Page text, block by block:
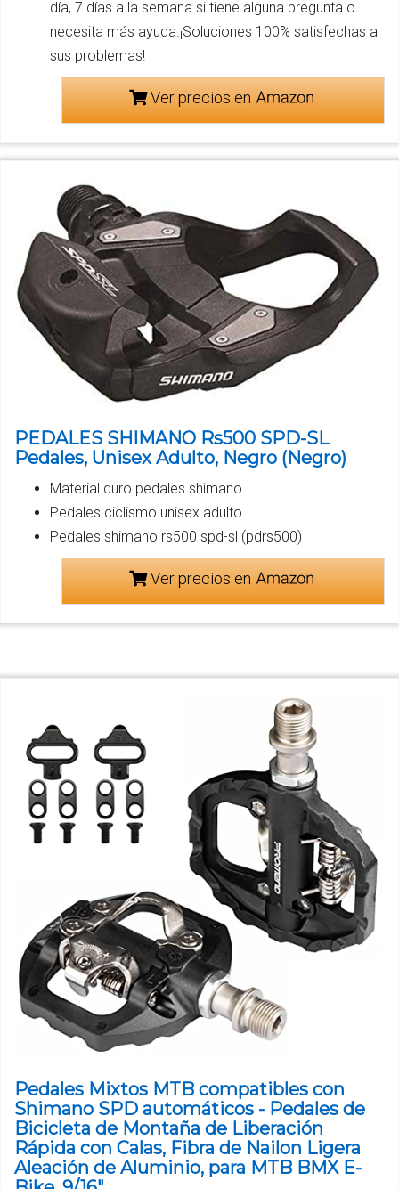
día, 7 días a la semana si tiene alguna pregunta o
necesita más ayuda.¡Soluciones 100% satisfechas a
sus problemas!
Ver precios en
PEDALES SHIMANO Rs500 SPD-SL
Pedales, Unisex Adulto, Negro (Negro)
Material duro pedales shimano
Pedales ciclismo unisex adulto
Pedales shimano rs500 spd-sl (pdrs500)
Ver precios en
Pedales Mixtos MTB compatibles con
Shimano SPD automáticos - Pedales de
Bicicleta de Montaña de Liberación
Rápida con Calas, Fibra de Nailon Ligera
Aleación de Aluminio, para MTB BMX E-